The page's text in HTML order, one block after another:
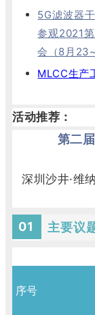
5G滤波器
参观2021
会（8月
MLCC生产
活动推荐：
第二
深圳沙井·维
01 主要议
序号